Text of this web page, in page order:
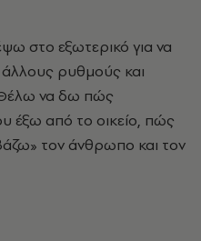
στο εξωτερικό για να
ρυθμούς και
Θέλω να δω πώς
έξω από το οικείο, πώς
τον άνθρωπο και τον